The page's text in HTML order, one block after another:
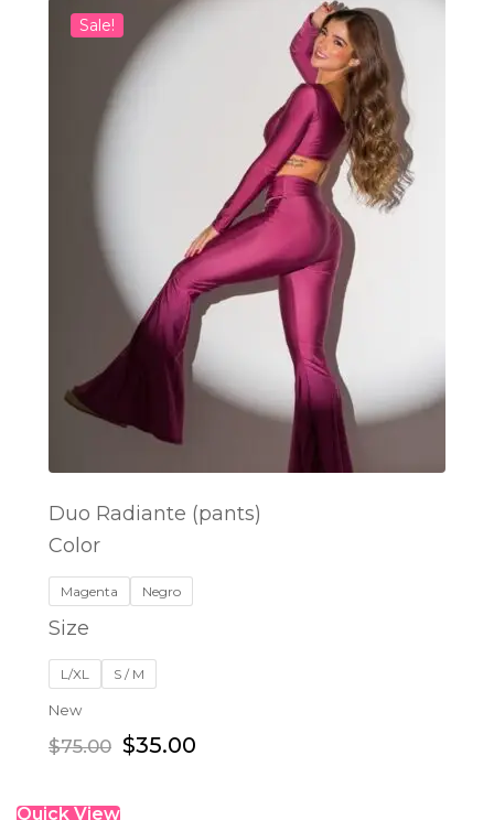
Sale!
Duo Radiante (pants)
Color
Magenta Negro
Size
L/XL S / M
New
$75.00 $35.00
Quick View